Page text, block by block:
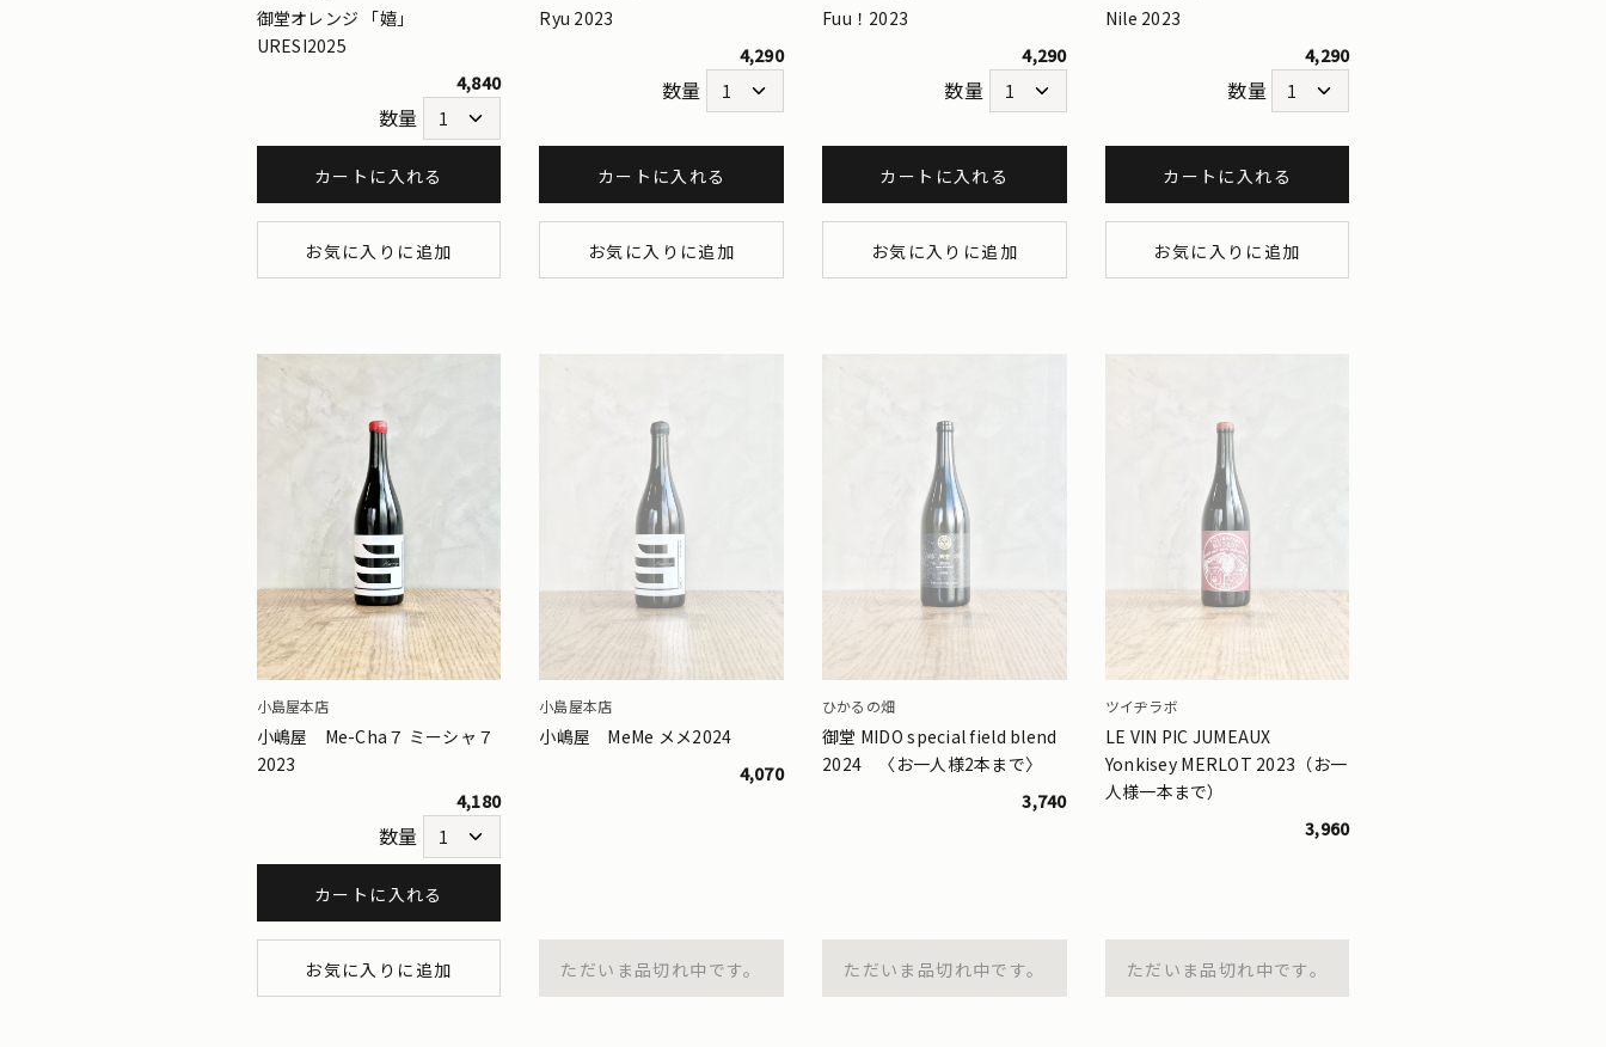
御堂オレンジ 「嬉」
URESI2025
4,840
数量
カートに入れる
お気に入りに追加
Ryu 2023
4,290
数量
カートに入れる
お気に入りに追加
Fuu！2023
4,290
数量
カートに入れる
お気に入りに追加
Nile 2023
4,290
数量
カートに入れる
お気に入りに追加
小島屋本店
小嶋屋 Me-Cha７ ミーシャ７
2023
4,180
数量
カートに入れる
お気に入りに追加
小島屋本店
小嶋屋 MeMe メメ2024
4,070
ただいま品切れ中です。
ひかるの畑
御堂 MIDO special field blend
2024 〈お一人様2本まで〉
3,740
ただいま品切れ中です。
ツイヂラボ
LE VIN PIC JUMEAUX
Yonkisey MERLOT 2023（お一
人様一本まで）
3,960
ただいま品切れ中です。